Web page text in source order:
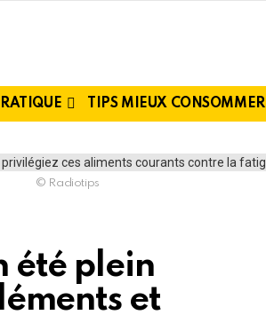
TIPS MIEUX CONSOMMER
© Radiotips
été plein
et